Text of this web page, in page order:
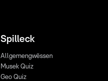
Spilleck
Allgemengwëssen
Musek Quiz
Geo Quiz